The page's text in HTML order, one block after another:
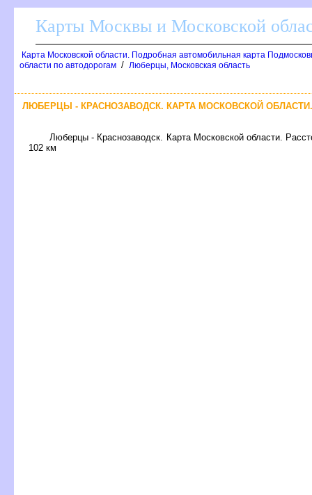
Карты Москвы и Московской
Карта Московской области. Подробная автомобильная карта
области по автодорогам / Люберцы, Московская область
ЛЮБЕРЦЫ - КРАСНОЗАВОДСК. КАРТА МОСКОВСКОЙ
Люберцы - Краснозаводск. Карта Московской области.
102 км